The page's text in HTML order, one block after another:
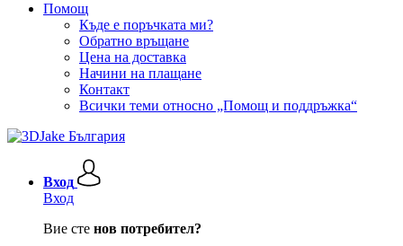
Помощ
Къде е поръчката ми?
Обратно връщане
Цена на доставка
Начини на плащане
Контакт
Всички теми относно „Помощ и поддръжка“
Вход
Вход
Вие сте нов потребител?